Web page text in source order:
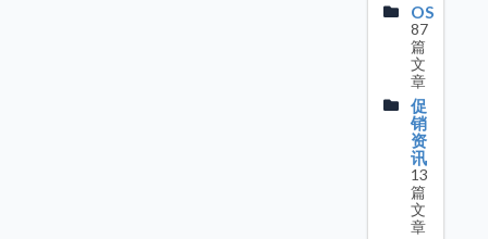
OS
87
篇
文
章
促
销
资
讯
13
篇
文
章